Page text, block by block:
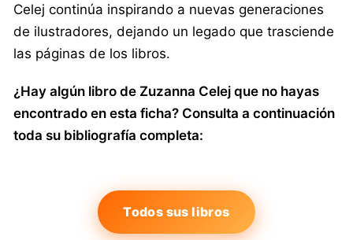
Celej continúa inspirando a nuevas generaciones
de ilustradores, dejando un legado que trasciende
las páginas de los libros.
¿Hay algún libro de Zuzanna Celej que no hayas
encontrado en esta ficha? Consulta a continuación
toda su bibliografía completa:
Todos sus libros